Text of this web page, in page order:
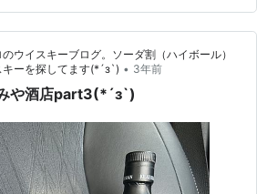
です(*´…
ウイスキーブログ。ソーダ割（ハイボール）
キーを探してます(*´з`) • 3年前
みや酒店part3(*´з`)